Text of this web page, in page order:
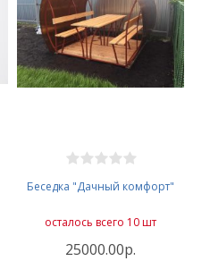
Беседка "Дачный комфорт"
осталось всего 10 шт
25000.00р.